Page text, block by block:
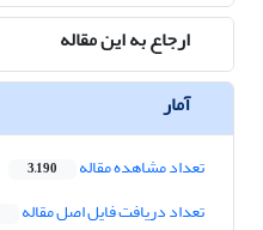
ارجاع به این مقاله
آمار
تعداد مشاهده مقاله 3,190
تعداد دریافت فایل اصل مقاله